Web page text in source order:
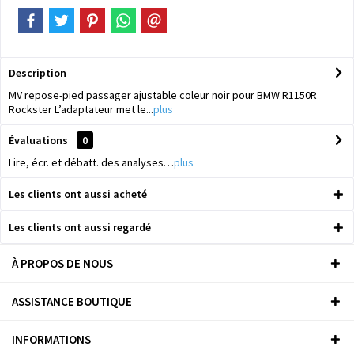
Description
MV repose-pied passager ajustable coleur noir pour BMW R1150R
Rockster L’adaptateur met le...plus
Évaluations
0
Lire, écr. et débatt. des analyses…plus
Les clients ont aussi acheté
Les clients ont aussi regardé
À PROPOS DE NOUS
ASSISTANCE BOUTIQUE
INFORMATIONS